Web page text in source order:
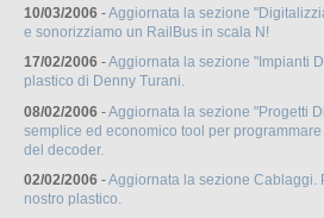
10/03/2006 -Aggiornata la sezione
e sonorizziamo un RailBus in scala N!
17/02/2006 -Aggiornata la sezione "Impianti
plastico di Denny Turani.
08/02/2006 -Aggiornata la sezione "Progetti
semplice ed economico tool per
del decoder.
02/02/2006 -Aggiornata la sezione Cablaggi.
nostro plastico.